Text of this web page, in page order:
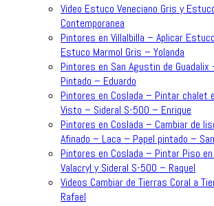
Video Estuco Veneciano Gris y
Contemporanea
Pintores en Villalbilla – Aplicar
Estuco Marmol Gris – Yolanda
Pintores en San Agustin de Guadalix
Pintado – Eduardo
Pintores en Coslada – Pintar chalet
Visto – Sideral S-500 – Enrique
Pintores en Coslada – Cambiar de
Afinado – Laca – Papel pintado –
Pintores en Coslada – Pintar Piso
Valacryl y Sideral S-500 – Raquel
Videos Cambiar de Tierras Coral a
Rafael